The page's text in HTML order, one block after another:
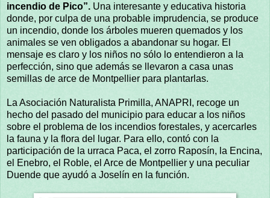
incendio de Pico”. Una interesante y educativa historia
donde, por culpa de una probable imprudencia, se produce
un incendio, donde los árboles mueren quemados y los
animales se ven obligados a abandonar su hogar. El
mensaje es claro y los niños no sólo lo entendieron a la
perfección, sino que además se llevaron a casa unas
semillas de arce de Montpellier para plantarlas.
La Asociación Naturalista Primilla, ANAPRI, recoge un
hecho del pasado del municipio para educar a los niños
sobre el problema de los incendios forestales, y acercarles
la fauna y la flora del lugar. Para ello, contó con la
participación de la urraca Paca, el zorro Raposín, la Encina,
el Enebro, el Roble, el Arce de Montpellier y una peculiar
Duende que ayudó a Joselín en la función.